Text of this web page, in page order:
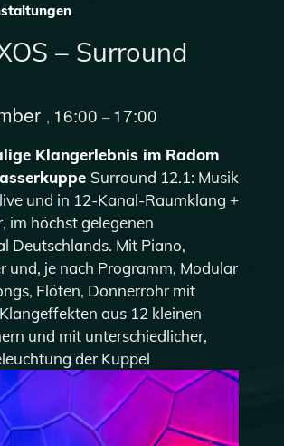
– Surround
, 16:00 – 17:00
Klangerlebnis im Radom
Surround 12.1: Musik
und in 12-Kanal-Raumklang +
im höchst gelegenen
Deutschlands. Mit Piano,
und, je nach Programm, Modular
Flöten, Donnerrohr mit
aus 12 kleinen
und mit unterschiedlicher,
der Kuppel